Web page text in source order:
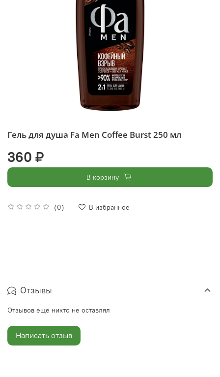
Гель для душа Fa Men Coffee Burst 250 мл
(0) В избранное
360 ₽
В корзину
Отзывы
Отзывов еще никто не оставлял
Написать отзыв